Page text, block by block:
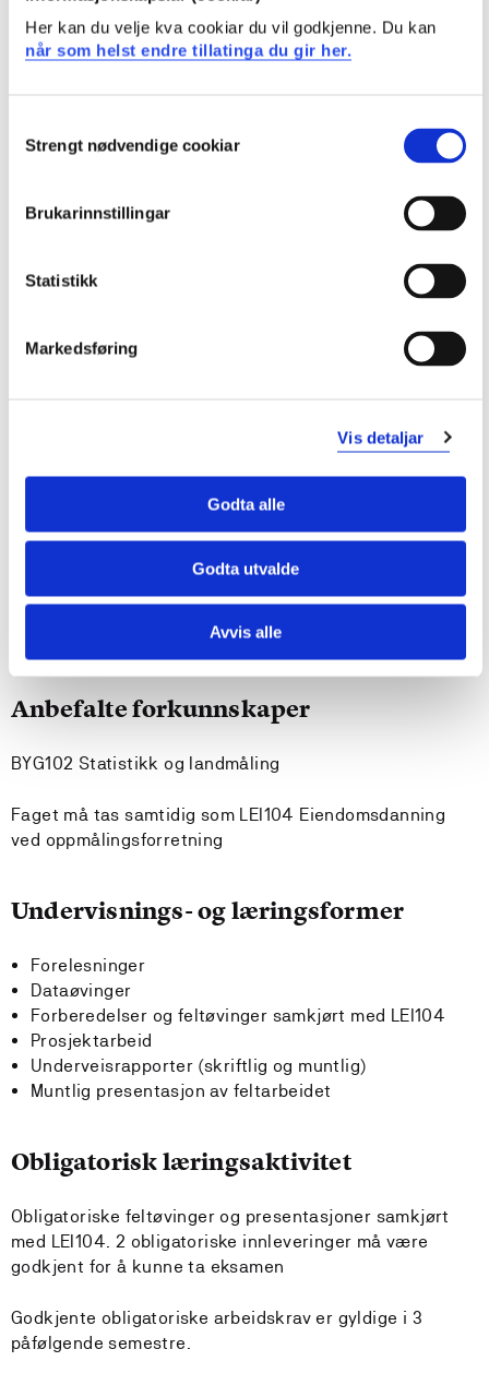
Her kan du velje kva cookiar du vil godkjenne. Du kan
når som helst endre tillatinga du gir her.
Selection
Strengt nødvendige cookiar
Brukarinnstillingar
Statistikk
Markedsføring
Vis detaljar
Godta alle
Godta utvalde
Avvis alle
satellittposisjonering
forklare sentrale begrep og prinsipper i lov, forskrift
vurdere ulike målemetoder og hensiktsmessig bruk
planlegge og gjennomføre målinger etter nasjonale
standarder
tolke beregningsrapporter og vurdere kvaliteten på
dokumentere prosjektet og læringsprosessen samt
Krav til forkunnskaper
Anbefalte forkunnskaper
BYG102 Statistikk og landmåling
Faget må tas samtidig som LEI104 Eiendomsdanning
ved oppmålingsforretning
Undervisnings- og læringsformer
Forelesninger
Dataøvinger
Forberedelser og feltøvinger samkjørt med LEI104
Prosjektarbeid
Underveisrapporter (skriftlig og muntlig)
Muntlig presentasjon av feltarbeidet
Obligatorisk læringsaktivitet
Obligatoriske feltøvinger og presentasjoner samkjørt
med LEI104. 2 obligatoriske innleveringer må være
godkjent for å kunne ta eksamen
Godkjente obligatoriske arbeidskrav er gyldige i 3
påfølgende semestre.